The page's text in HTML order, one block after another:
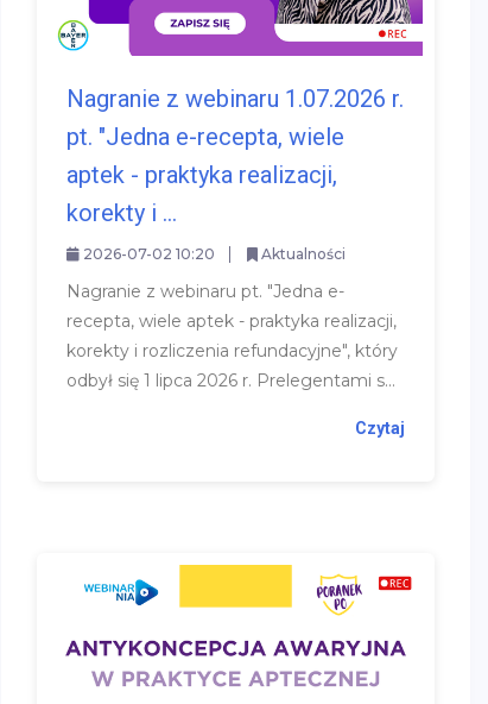
Nagranie z webinaru 1.07.2026 r.
pt. "Jedna e-recepta, wiele
aptek - praktyka realizacji,
korekty i ...
2026-07-02 10:20 Aktualności
Nagranie z webinaru pt. "Jedna e-
recepta, wiele aptek - praktyka realizacji,
korekty i rozliczenia refundacyjne", który
odbył się 1 lipca 2026 r. Prelegentami s...
Czytaj